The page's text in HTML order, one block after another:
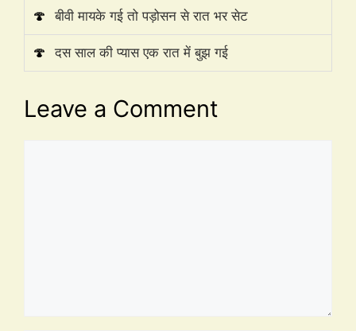
🍄 बीवी मायके गई तो पड़ोसन से रात भर सेट
🍄 दस साल की प्यास एक रात में बुझ गई
Leave a Comment